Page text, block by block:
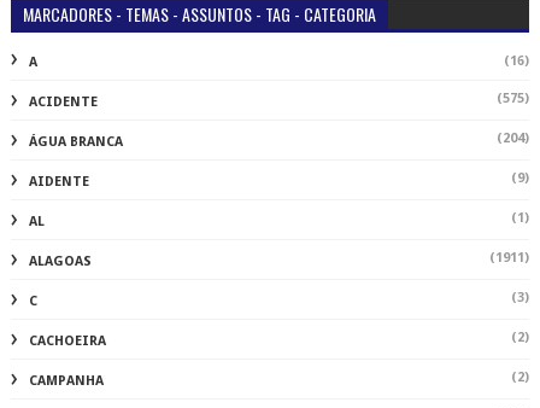
MARCADORES - TEMAS - ASSUNTOS - TAG - CATEGORIA
A (16)
ACIDENTE (575)
ÁGUA BRANCA (204)
AIDENTE (9)
AL (1)
ALAGOAS (1911)
C (3)
CACHOEIRA (2)
CAMPANHA (2)